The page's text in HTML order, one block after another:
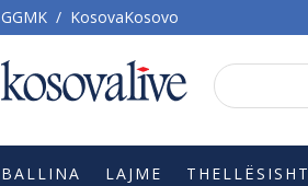
GGMK / KosovaKosovo
BALLINA LAJME THELLËSISHT